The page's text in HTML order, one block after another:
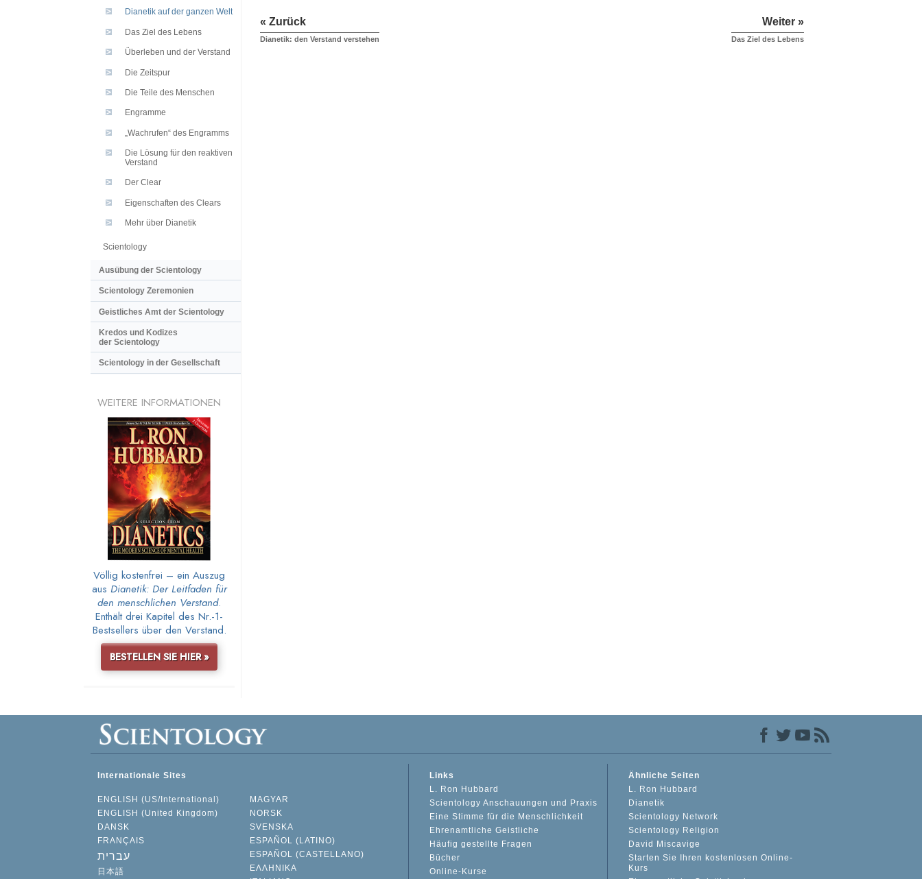
« Zurück
Dianetik: den Verstand verstehen
Weiter »
Das Ziel des Lebens
Dianetik auf der ganzen Welt
Das Ziel des Lebens
Überleben und der Verstand
Die Zeitspur
Die Teile des Menschen
Engramme
„Wachrufen“ des Engramms
Die Lösung für den reaktiven
Verstand
Der Clear
Eigenschaften des Clears
Mehr über Dianetik
Scientology
Ausübung der Scientology
Scientology Zeremonien
Geistliches Amt der Scientology
Kredos und Kodizes
der Scientology
Scientology in der Gesellschaft
WEITERE INFORMATIONEN
Völlig kostenfrei – ein Auszug
aus Dianetik: Der Leitfaden für
den menschlichen Verstand.
Enthält drei Kapitel des Nr.-1-
Bestsellers über den Verstand.
BESTELLEN SIE HIER »
Internationale Sites
ENGLISH (US/International)
ENGLISH (United Kingdom)
DANSK
FRANÇAIS
עברית
日本語
MAGYAR
NORSK
SVENSKA
ESPAÑOL (LATINO)
ESPAÑOL (CASTELLANO)
ΕΛΛΗΝΙΚA
Links
L. Ron Hubbard
Scientology Anschauungen und Praxis
Eine Stimme für die Menschlichkeit
Ehrenamtliche Geistliche
Häufig gestellte Fragen
Bücher
Online-Kurse
Ähnliche Seiten
L. Ron Hubbard
Dianetik
Scientology Network
Scientology Religion
David Miscavige
Starten Sie Ihren kostenlosen Online-
Kurs